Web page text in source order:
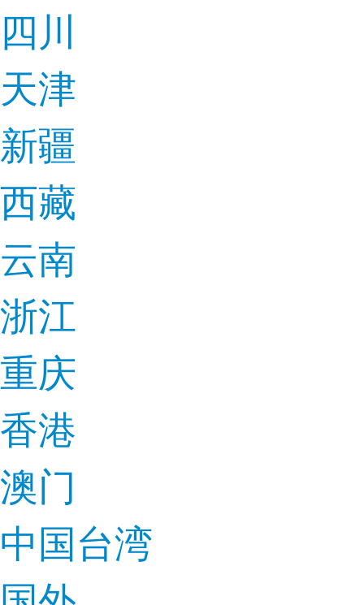
四川
天津
新疆
西藏
云南
浙江
重庆
香港
澳门
中国台湾